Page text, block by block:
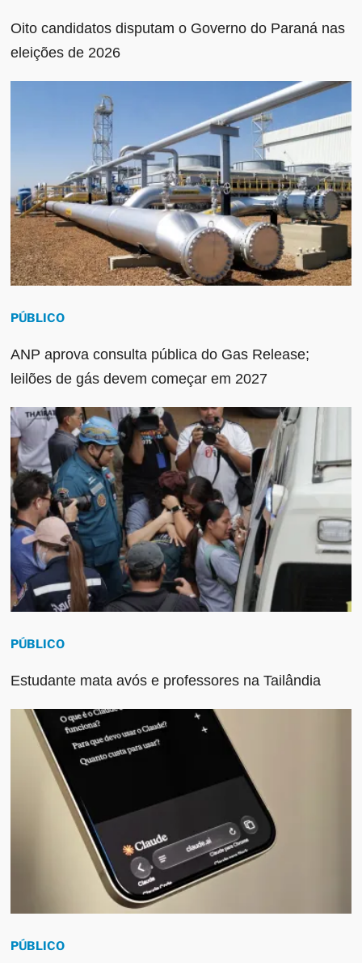
Oito candidatos disputam o Governo do Paraná nas
eleições de 2026
PÚBLICO
ANP aprova consulta pública do Gas Release;
leilões de gás devem começar em 2027
PÚBLICO
Estudante mata avós e professores na Tailândia
PÚBLICO